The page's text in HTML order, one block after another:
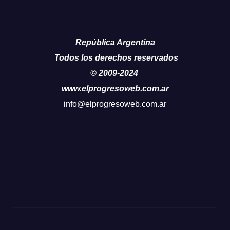
República Argentina
Todos los derechos reservados
© 2009-2024
www.elprogresoweb.com.ar
info@elprogresoweb.com.ar